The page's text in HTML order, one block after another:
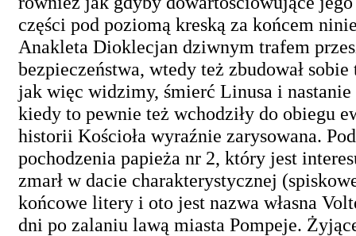
części pod poziomą kreską za końcem
Anakleta Dioklecjan dziwnym trafem
bezpieczeństwa, wtedy też zbudował
jak więc widzimy, śmierć Linusa i nastanie
kiedy to pewnie też wchodziły do obiegu
historii Kościoła wyraźnie zarysowana.
pochodzenia papieża nr 2, który jest
zmarł w dacie charakterystycznej
końcowe litery i oto jest nazwa własna
dni po zalaniu lawą miasta Pompeje.